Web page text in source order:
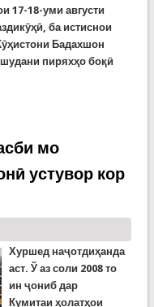
17-18-уми августи
ба истиснои
Бадахшон
пиряхҳо боқӣ
дар ноҳияҳои
мо
устувор кор
Хуршед наҷотдиҳанда
аст. Ў аз соли 2008 то
ин ҷониб дар
Кумитаи ҳолатҳои